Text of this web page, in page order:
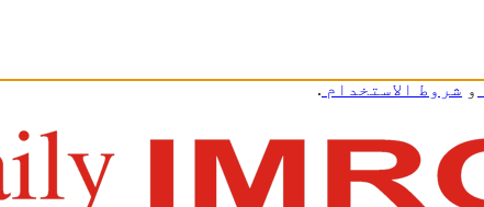
و شروط الاستخدام .